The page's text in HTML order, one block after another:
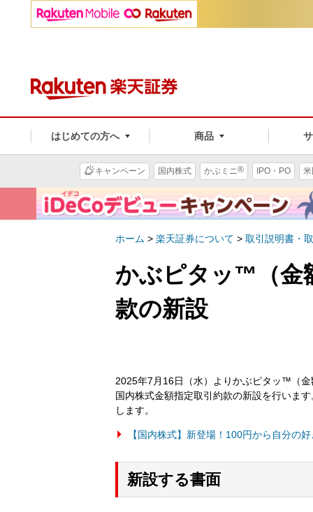
はじめての方へ 商品
キャンペーン 国内株式 かぶミニ® IPO・PO
ホーム > 楽天証券について > 取引説明書・
かぶピタッ™（金
款の新設
2025年7月16日（水）よりかぶピタッ™（
国内株式金額指定取引約款の新設を行いま
します。
【国内株式】新登場！100円から自分の
新設する書面